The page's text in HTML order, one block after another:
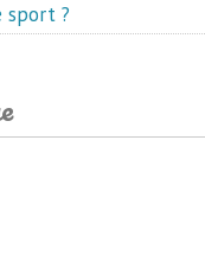
sport ?